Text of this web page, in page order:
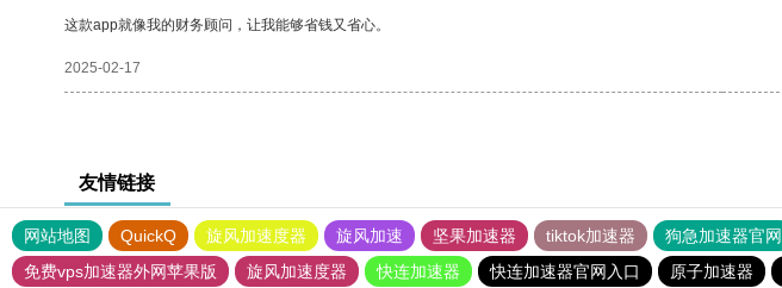
这款app就像我的财务顾问，让我能够省钱又省心。
2025-02-17
友情链接
网站地图 QuickQ 旋风加速度器 旋风加速 坚果加速器 tiktok加速器 狗急加速器官网
免费vps加速器外网苹果版
旋风加速度器 快连加速器 快连加速器官网入口 原子加速器